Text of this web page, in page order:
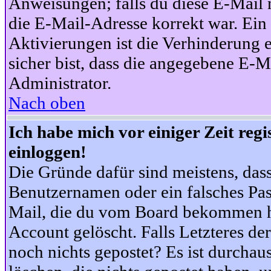
die E-Mail-Adresse korrekt war.
Aktivierungen ist die Verhinderung
sicher bist, dass die angegebene
Administrator.
Nach oben
Ich habe mich vor einiger Zeit
einloggen!
Die Gründe dafür sind meistens,
Benutzernamen oder ein falsches
Mail, die du vom Board bekommen
Account gelöscht. Falls Letzteres
noch nichts gepostet? Es ist